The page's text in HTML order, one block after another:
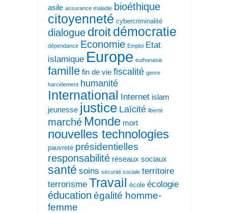
asile assurance maladie bioéthique
citoyenneté cybercriminalité
dialogue droitdémocratie
dépendance Economie Emploi Etat
islamique Europe euthanasie
famille fin de vie fiscalité genre
harcèlement humanité
International Internet islam
jeunesse justice Laïcité liberté
marché Monde mort
nouvelles technologies
pauvreté présidentielles
responsabilité réseaux sociaux
santé soins sécurité sociale territoire
terrorisme Travail école écologie
éducation égalité homme-
femme